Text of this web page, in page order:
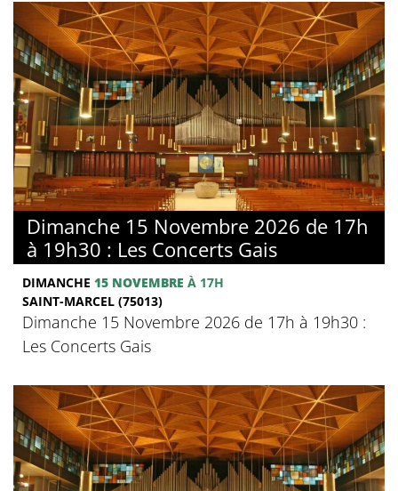
Dimanche 15 Novembre 2026 de 17h
à 19h30 : Les Concerts Gais
DIMANCHE 15 NOVEMBRE À 17H
SAINT-MARCEL (75013)
Dimanche 15 Novembre 2026 de 17h à 19h30 :
Les Concerts Gais